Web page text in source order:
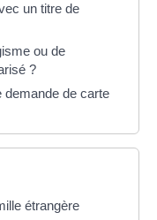
un titre de
ou de
?
demande de carte
étrangère